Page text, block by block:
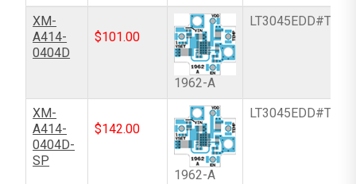
XM-
A414-
0404D
$101.00
1962-A
XM-
A414-
0404D-
SP
$142.00
1962-A